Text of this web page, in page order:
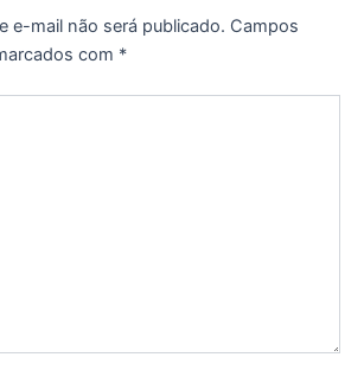
e-mail não será publicado. Campos
com *